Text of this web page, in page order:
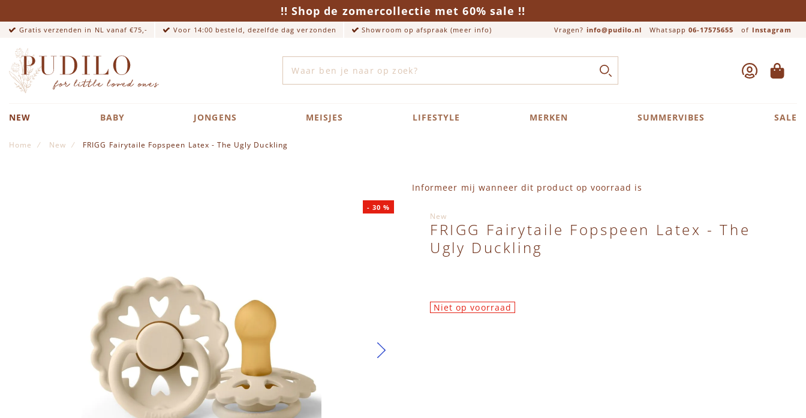
!! Shop de zomercollectie met 60% sale !!
Gratis verzenden in NL vanaf €75,- Voor 14:00 besteld, dezelfde dag verzonden Showroom op afspraak (meer info) Vragen? info@pudilo.nl Whatsapp 06-17575655 of Instagram
Close search
ZOEK ACCOUNT
NEW BABY JONGENS MEISJES LIFESTYLE MERKEN SUMMERVIBES SALE
Home New FRIGG Fairytaile Fopspeen Latex - The Ugly Duckling
- 30 %
Informeer mij wanneer dit product op voorraad is
New
FRIGG Fairytaile Fopspeen Latex - The
Ugly Duckling
Niet op voorraad